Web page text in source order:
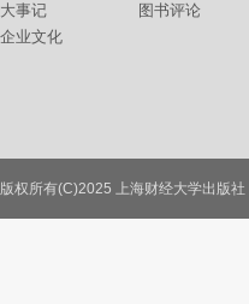
大事记
企业文化
图书评论
联系我们
版权所有(C)2025 上海财经大学出版社